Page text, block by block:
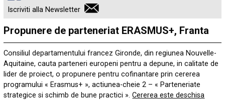
Iscriviti alla Newsletter
Propunere de parteneriat ERASMUS+, Franta
Consiliul departamentului francez Gironde, din regiunea Nouvelle-
Aquitaine, cauta parteneri europeni pentru a depune, in calitate de
lider de proiect, o propunere pentru cofinantare prin cererea
programului « Erasmus+ », actiunea-cheie 2 – « Parteneriate
strategice si schimb de bune practici ».Cererea este deschisa